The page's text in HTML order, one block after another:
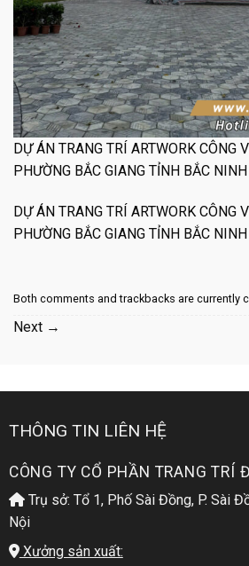
DỰ ÁN TRANG TRÍ ARTWORK CÔNG
PHƯỜNG BẮC GIANG TỈNH BẮC NINH
DỰ ÁN TRANG TRÍ ARTWORK CÔNG
PHƯỜNG BẮC GIANG TỈNH BẮC NINH
Both comments and trackbacks are currently
Next →
THÔNG TIN LIÊN HỆ
CÔNG TY CỔ PHẦN TRANG TRÍ
Trụ sở: Tổ 1, Phố Sài Đồng, P. Sài
Nội
Xưởng sản xuất: